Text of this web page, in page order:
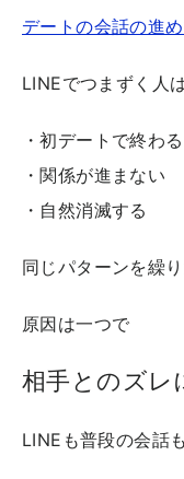
デートの会話の進
LINEでつまずく人
・初デートで終わる
・関係が進まない
・自然消滅する
同じパターンを繰り
原因は一つで
相手とのズレ
LINEも普段の会話